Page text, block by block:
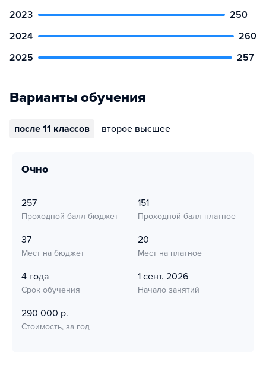
2023
250
2024
260
2025
257
Варианты обучения
после 11 классов второе высшее
очно
257
Проходной балл бюджет
151
Проходной балл платное
37
Мест на бюджет
20
Мест на платное
4 года
Срок обучения
1 сент. 2026
Начало занятий
290 000 р.
Стоимость, за год